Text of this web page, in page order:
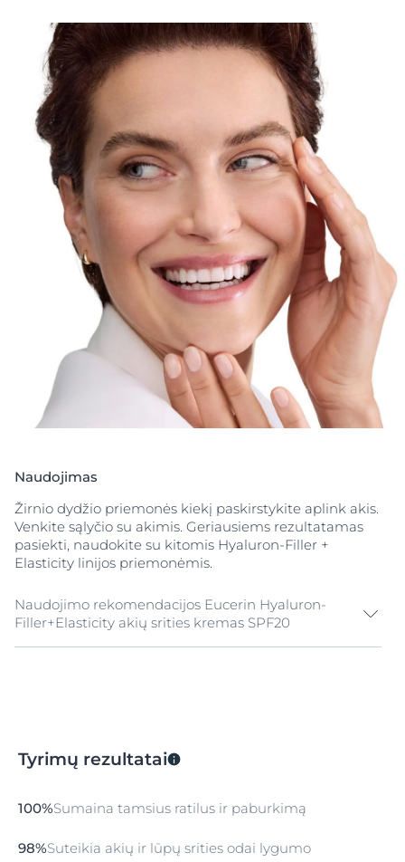
įvairiais odos senėjimo procesais. Inovatyvus Eucerin
didelės ir mažos molekulinės masės hialurono rūgščių
ir arktiino (įrodyta, kad ši veiklioji medžiaga pagreitina
kolageno atsinaujinimą odos ląstelėse) derinys,
pastebimai užpildo gilias raukšles, suteikia odai
lygumo, stangrumo ir švytinčios išvaizdos. Šis akių
srities kremas taip pat papildytas SPF 20 ir UVA filtru,
papildomai apsaugančiu nuo saulės spindulių,
galinčių paspartinti odos senėjimo procesą ir
lemiančiu raukšlių gilėjimą. Be kvapiųjų medžiagų,
neužkemša porų, yra patikrinta oftalmologų, tinka
naudoti nešiojantiems kontaktinius lęšius.
Naudojimas
Žirnio dydžio priemonės kiekį paskirstykite aplink akis.
Venkite sąlyčio su akimis. Geriausiems rezultatamas
pasiekti, naudokite su kitomis Hyaluron-Filler +
Elasticity linijos priemonėmis.
Naudojimo rekomendacijos Eucerin Hyaluron-
Filler+Elasticity akių srities kremas SPF20
Tonizavimas
valomuoju toniku.
Tyrimų rezultatai
100%Sumaina tamsius ratilus ir paburkimą
98%Suteikia akių ir lūpų srities odai lygumo